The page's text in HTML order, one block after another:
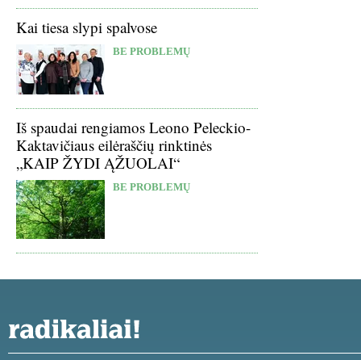
Kai tiesa slypi spalvose
BE PROBLEMŲ
Iš spaudai rengiamos Leono Peleckio-
Kaktavičiaus eilėraščių rinktinės
„KAIP ŽYDI ĄŽUOLAI“
BE PROBLEMŲ